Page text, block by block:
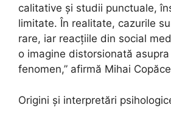
calitative și studii punctuale,
limitate. În realitate, cazurile
rare, iar reacțiile din social
o imagine distorsionată
fenomen,” afirmă Mihai
Origini și interpretări